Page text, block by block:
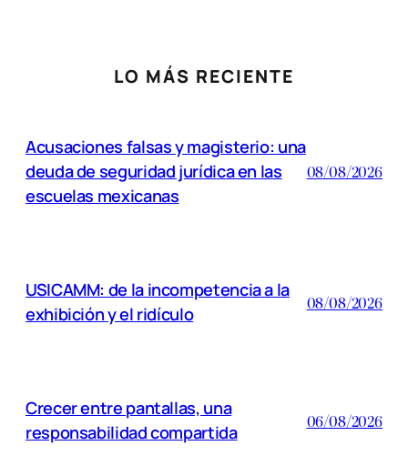
LO MÁS RECIENTE
Acusaciones falsas y magisterio: una
deuda de seguridad jurídica en las
escuelas mexicanas
08/08/2026
USICAMM: de la incompetencia a la
exhibición y el ridículo
08/08/2026
Crecer entre pantallas, una
responsabilidad compartida
06/08/2026